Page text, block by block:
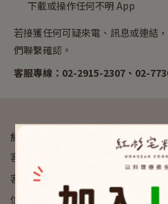
下載或操作任何不明 App
若接獲任何可疑來電、訊息或連結
們聯繫確認。
客服專線：02-2915-2307、02-
紅杉宅料理 HONGSAN COOKING
客服專線：02-2915-2307
客服時間：09:00 am - 6:00 pm
信箱：info@hongsan.co - 歡迎合作